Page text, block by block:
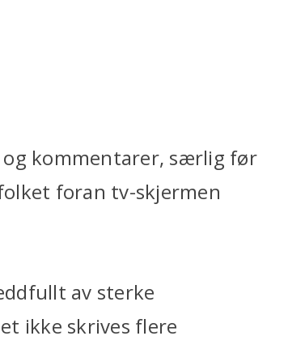
kommentarer, særlig før
foran tv-skjermen
av sterke
ikke skrives flere